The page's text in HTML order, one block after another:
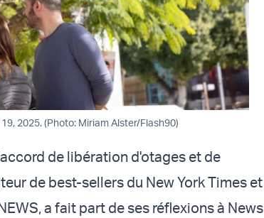
2025. (Photo: Miriam Alster/Flash90)
de libération d'otages et de
de best-sellers du New York Times et
a fait part de ses réflexions à News